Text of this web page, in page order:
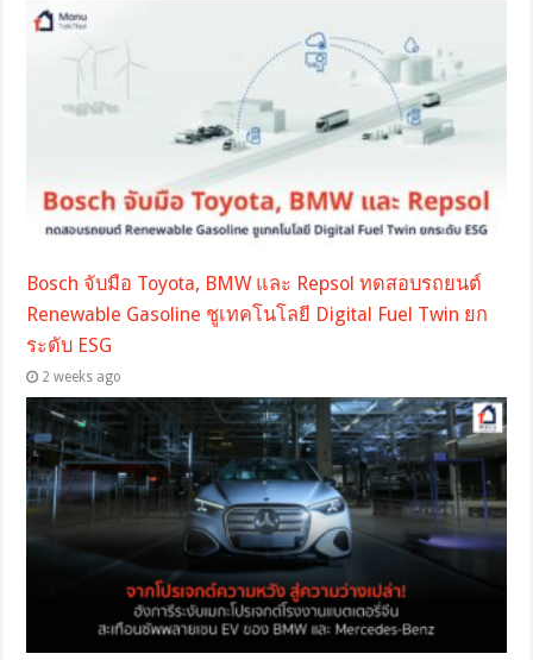
Bosch จับมือ Toyota, BMW และ Repsol ทดสอบรถยนต์
Renewable Gasoline ชูเทคโนโลยี Digital Fuel Twin ยก
ระดับ ESG
2 weeks ago